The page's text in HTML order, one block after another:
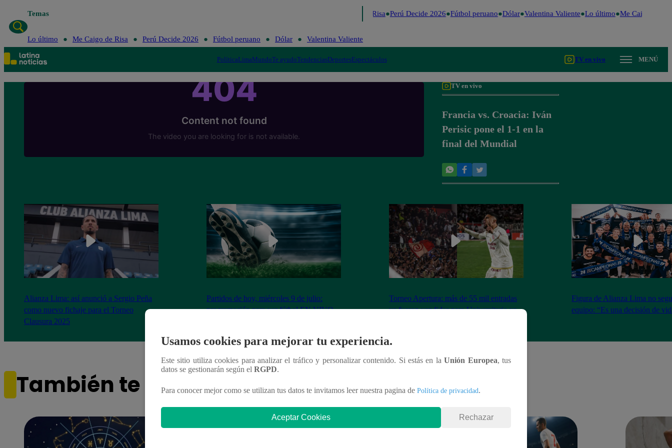
Temas Me Caigo de Risa Perú Decide 2026 Fútbol peruano Dólar Valentina Valiente Lo último Me Caigo de
Lo último Me Caigo de Risa Perú Decide 2026 Fútbol peruano Dólar Valentina Valiente
PolíticaLimaMundoTe ayudoTendenciasDeportesEspectáculos TV en vivo MENÚ
TV en vivo
Francia vs. Croacia: Iván
Perisic pone el 1-1 en la
final del Mundial
Alianza Lima: así anunció a Sergio Peña
como nuevo fichaje para el Torneo
Clausura 2025
Partidos de hoy, miércoles 9 de julio:
programación para ver fútbol EN VIVO
Torneo Apertura: más de 55 mil entradas
ya fueron vendidas para Universitario vs
Figura de Alianza Lima no
equipo: “Es una decisión de
También te puede interesar
Usamos cookies para mejorar tu experiencia.
Este sitio utiliza cookies para analizar el tráfico y personalizar contenido. Si estás en laUnión Europea, tus
datos se gestionarán según el RGPD.
Para conocer mejor como se utilizan tus datos te invitamos leer nuestra pagina de Política de privacidad.
Aceptar Cookies Rechazar